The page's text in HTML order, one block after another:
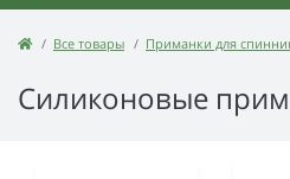
Все товары Приманки для
Силиконовые